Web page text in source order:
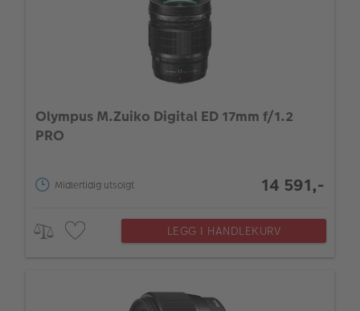
Olympus M.Zuiko Digital ED 17mm f/1.2
PRO
Midlertidig utsolgt 14 591,-
LEGG I HANDLEKURV